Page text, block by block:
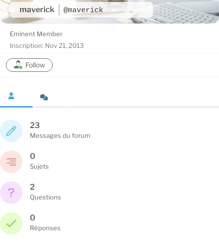
maverick @maverick
Eminent Member
Inscription: Nov 21, 2013
Follow
23
Messages du forum
0
Sujets
2
Questions
0
Réponses